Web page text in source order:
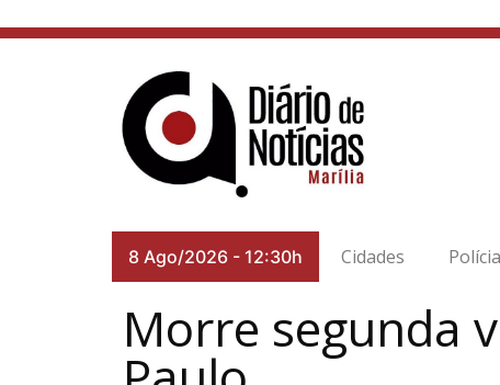
8 Ago/2026 - 12:30h Cidades Polícia
Morre segunda